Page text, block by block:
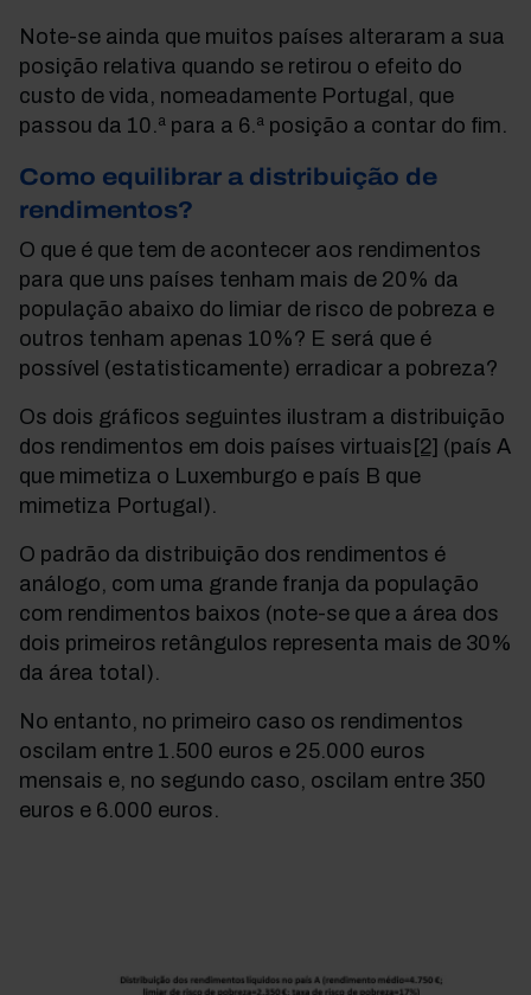
Note-se ainda que muitos países alteraram a sua
posição relativa quando se retirou o efeito do
custo de vida, nomeadamente Portugal, que
passou da 10.ª para a 6.ª posição a contar do fim.
Como equilibrar a distribuição de
rendimentos?
O que é que tem de acontecer aos rendimentos
para que uns países tenham mais de 20% da
população abaixo do limiar de risco de pobreza e
outros tenham apenas 10%? E será que é
possível (estatisticamente) erradicar a pobreza?
Os dois gráficos seguintes ilustram a distribuição
dos rendimentos em dois países virtuais[2] (país A
que mimetiza o Luxemburgo e país B que
mimetiza Portugal).
O padrão da distribuição dos rendimentos é
análogo, com uma grande franja da população
com rendimentos baixos (note-se que a área dos
dois primeiros retângulos representa mais de 30%
da área total).
No entanto, no primeiro caso os rendimentos
oscilam entre 1.500 euros e 25.000 euros
mensais e, no segundo caso, oscilam entre 350
euros e 6.000 euros.